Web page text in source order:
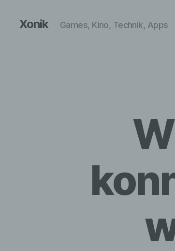
Xonik Games, Kino, Technik, Apps